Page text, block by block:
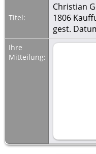
Titel:
Christian
1806
gest.
Ihre
Mitteilung: